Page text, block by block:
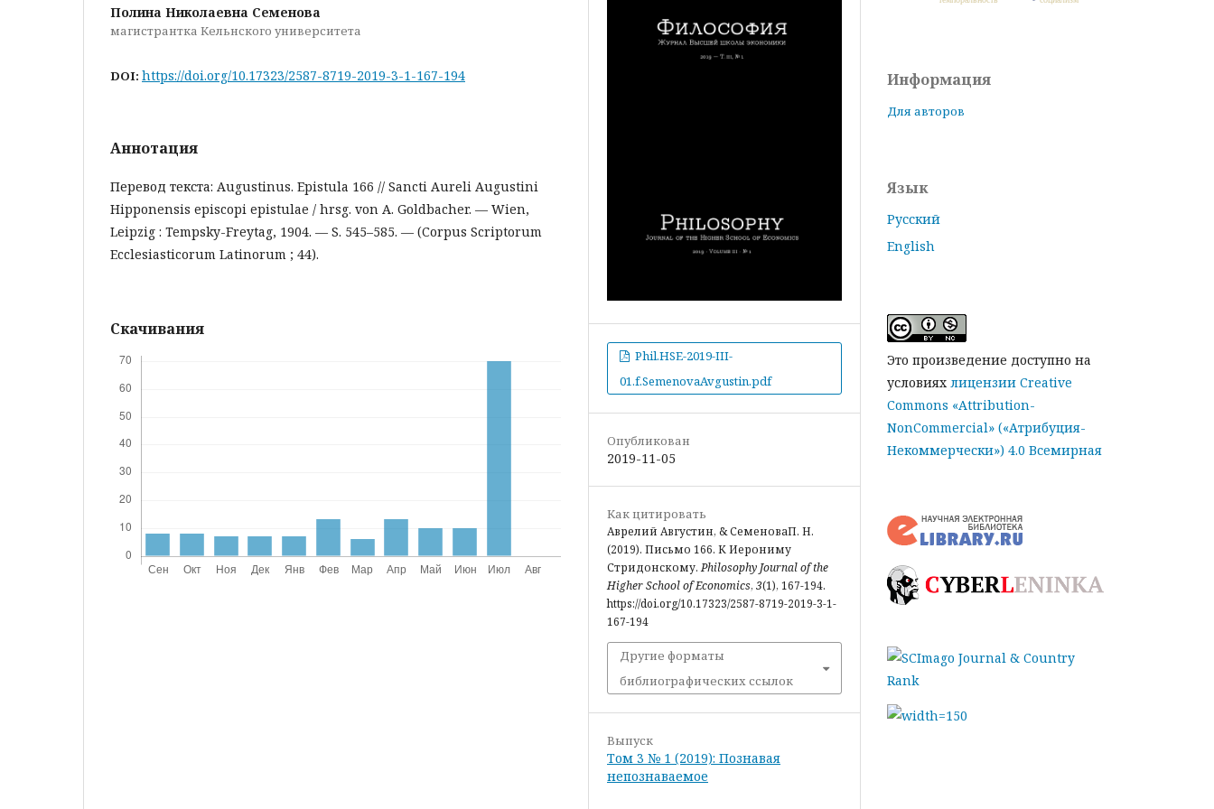
Полина Николаевна Семенова
магистрантка Кельнского университета
DOI: https://doi.org/10.17323/2587-8719-2019-3-1-167-194
Аннотация
Перевод текста: Augustinus. Epistula 166 // Sancti Aureli Augustini
Hipponensis episcopi epistulae / hrsg. von A. Goldbacher. — Wien,
Leipzig : Tempsky-Freytag, 1904. — S. 545–585. — (Corpus Scriptorum
Ecclesiasticorum Latinorum ; 44).
Скачивания
Phil.HSE-2019-III-
01.f.SemenovaAvgustin.pdf
Опубликован
2019-11-05
Как цитировать
Аврелий Августин, & СеменоваП. Н.
(2019). Письмо 166. К Иерониму
Стридонскому.Philosophy Journal of the
Higher School of Economics, 3(1), 167-194.
https://doi.org/10.17323/2587-8719-2019-3-1-
167-194
Другие форматы
библиографических ссылок
Выпуск
Том 3 № 1 (2019): Познавая
непознаваемое
Информация
Для авторов
Язык
Русский
English
Это произведение доступно на
условиях лицензии Creative
Commons «Attribution-
NonCommercial» («Атрибуция-
Некоммерчески») 4.0 Всемирная